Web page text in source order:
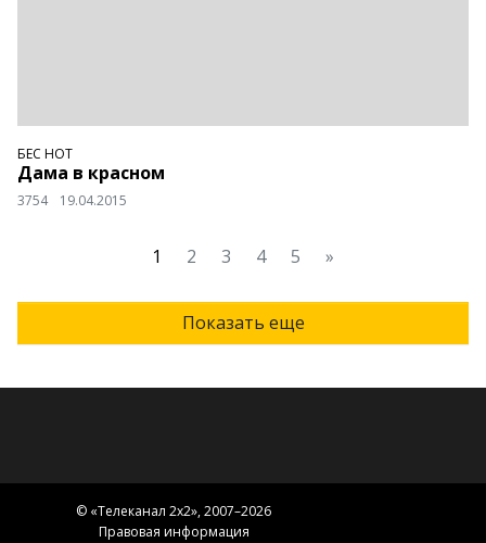
БЕС НОТ
Дама в красном
3754 19.04.2015
1 2 3 4 5 »
Показать еще
© «Телеканал 2x2», 2007–2026
Правовая информация